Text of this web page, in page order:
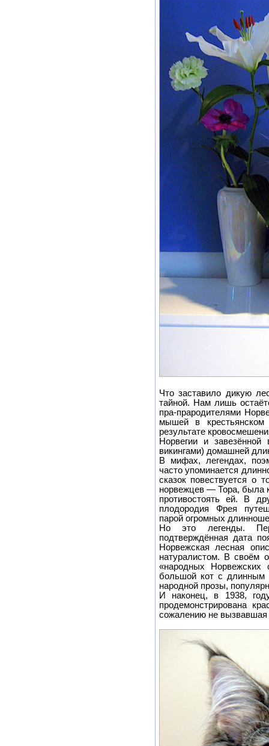
Что заставило дикую
тайной. Нам лишь
пра-прародителями
мышей в
результате
Норвегии и
викингами) домашней
В мифах, легендах,
часто упоминается
сказок повествуется о
норвежцев — Тора, была
противостоять ей. В
плодородия Фрея
парой огромных
Но это легенды.
подтверждённая дата
Норвежская лесная
натуралистом. В своём
«народных Норвежских
большой кот с длинным
народной прозы,
И наконец, в 1938,
продемонстрирована
сожалению не вызвавшая